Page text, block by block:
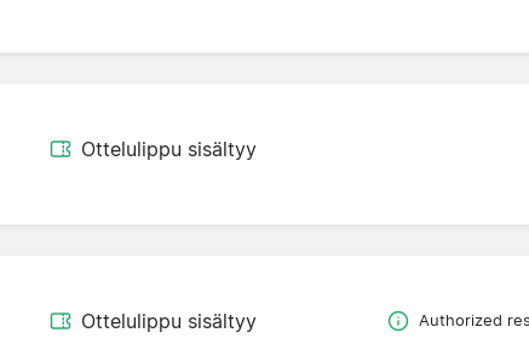
Ottelulippu sisältyy
Ottelulippu sisältyy Authorized